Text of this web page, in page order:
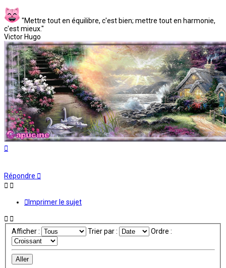
"Mettre tout en équilibre, c'est bien; mettre tout en harmonie,
c'est mieux."
Victor Hugo
Répondre
Imprimer le sujet
Afficher : Trier par : Ordre :